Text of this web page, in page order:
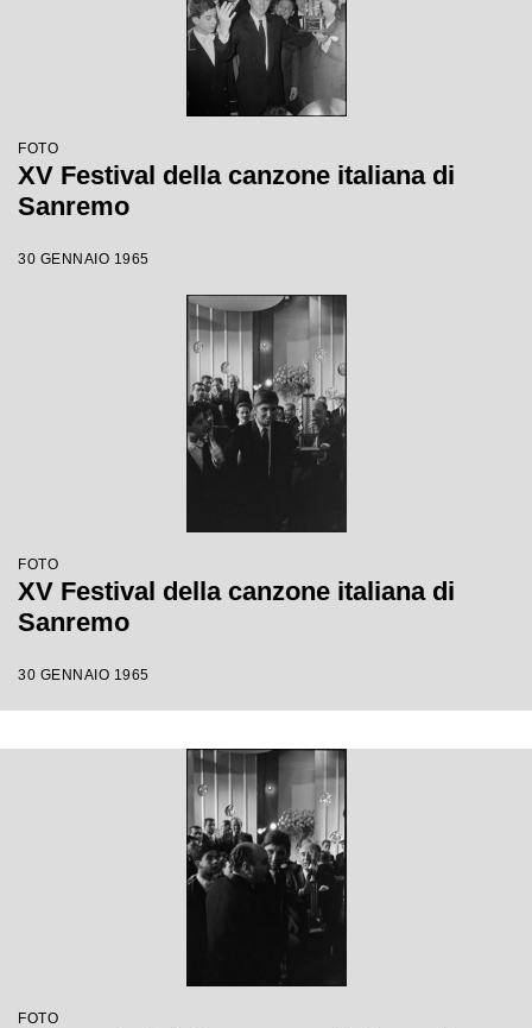
FOTO
XV Festival della canzone italiana di
Sanremo
30 GENNAIO 1965
FOTO
XV Festival della canzone italiana di
Sanremo
30 GENNAIO 1965
FOTO